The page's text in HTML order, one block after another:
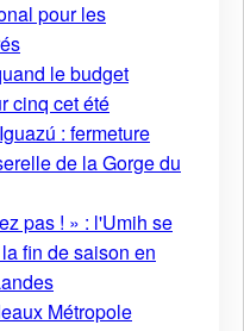
pour les
le budget
cinq cet été
: fermeture
de la Gorge du
pas ! » : l'Umih se
fin de saison en
Métropole